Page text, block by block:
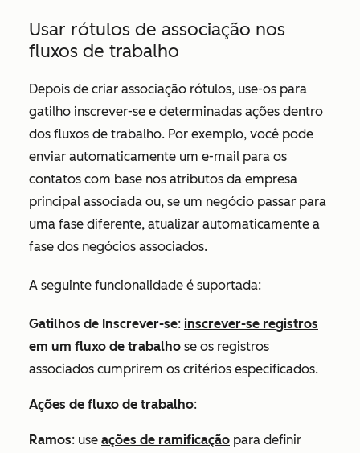
Usar rótulos de associação nos
fluxos de trabalho
Depois de criar associação rótulos, use-os para
gatilho inscrever-se e determinadas ações dentro
dos fluxos de trabalho. Por exemplo, você pode
enviar automaticamente um e-mail para os
contatos com base nos atributos da empresa
principal associada ou, se um negócio passar para
uma fase diferente, atualizar automaticamente a
fase dos negócios associados.
A seguinte funcionalidade é suportada:
Gatilhos de Inscrever-se: inscrever-se registros
em um fluxo de trabalho se os registros
associados cumprirem os critérios especificados.
Ações de fluxo de trabalho:
Ramos: use ações de ramificação para definir